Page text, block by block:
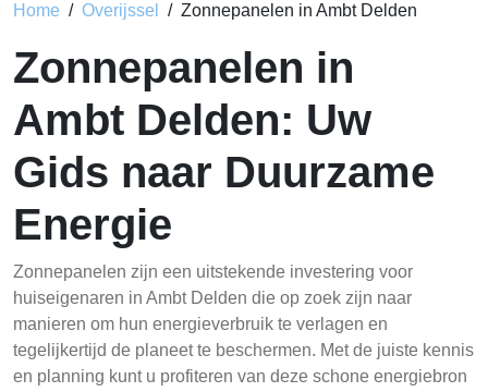
Home Overijssel Zonnepanelen in Ambt Delden
Zonnepanelen in
Ambt Delden: Uw
Gids naar Duurzame
Energie
Zonnepanelen zijn een uitstekende investering voor
huiseigenaren in Ambt Delden die op zoek zijn naar
manieren om hun energieverbruik te verlagen en
tegelijkertijd de planeet te beschermen. Met de juiste kennis
en planning kunt u profiteren van deze schone energiebron